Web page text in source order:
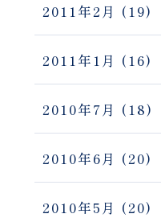
2011年2月 (19)
2011年1月 (16)
2010年7月 (18)
2010年6月 (20)
2010年5月 (20)